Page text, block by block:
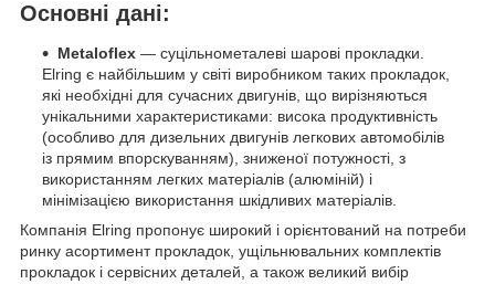
Основні дані:
Metaloflex — суцільнометалеві шарові прокладки.
Elring є найбільшим у світі виробником таких прокладок,
які необхідні для сучасних двигунів, що вирізняються
унікальними характеристиками: висока продуктивність
(особливо для дизельних двигунів легкових автомобілів
із прямим впорскуванням), зниженої потужності, з
використанням легких матеріалів (алюміній) і
мінімізацією використання шкідливих матеріалів.
Компанія Elring пропонує широкий і орієнтований на потреби
ринку асортимент прокладок, ущільнювальних комплектів
прокладок і сервісних деталей, а також великий вибір